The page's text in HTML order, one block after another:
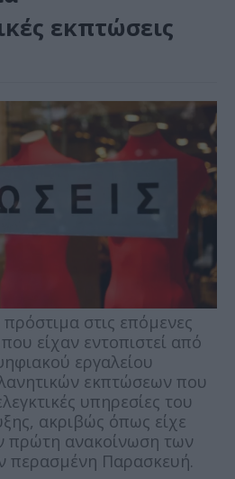
εκπτώσεις
στις επόμενες
που είχαν εντοπιστεί από
εργαλείου
εκπτώσεων που
υπηρεσίες του
ακριβώς όπως είχε
πρώτη ανακοίνωση των
περασμένη Παρασκευή.